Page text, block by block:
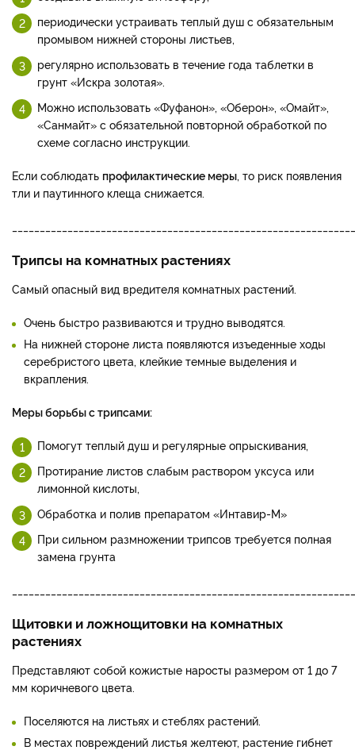
периодически устраивать теплый душ с обязательным
промывом нижней стороны листьев,
регулярно использовать в течение года таблетки в
грунт «Искра золотая».
Можно использовать «Фуфанон», «Оберон», «Омайт»,
«Санмайт» с обязательной повторной обработкой по
схеме согласно инструкции.
Если соблюдать профилактические меры , то риск появления
тли и паутинного клеща снижается.
Трипсы на комнатных растениях
Самый опасный вид вредителя комнатных растений.
Очень быстро развиваются и трудно выводятся.
На нижней стороне листа появляются изъеденные ходы
серебристого цвета, клейкие темные выделения и
вкрапления.
Меры борьбы с трипсами:
Помогут теплый душ и регулярные опрыскивания,
Протирание листов слабым раствором уксуса или
лимонной кислоты,
Обработка и полив препаратом «Интавир-М»
При сильном размножении трипсов требуется полная
замена грунта
Щитовки и ложнощитовки на комнатных
растениях
Представляют собой кожистые наросты размером от 1 до 7
мм коричневого цвета.
Поселяются на листьях и стеблях растений.
В местах повреждений листья желтеют, растение гибнет